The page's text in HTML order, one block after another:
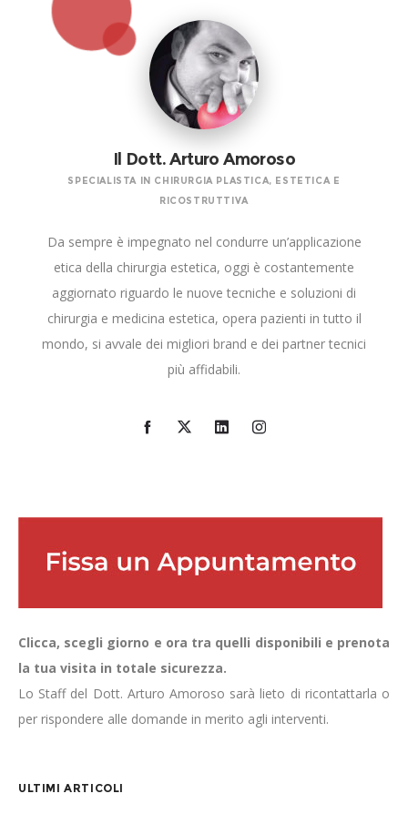
Il Dott. Arturo Amoroso
SPECIALISTA IN CHIRURGIA PLASTICA, ESTETICA E
RICOSTRUTTIVA
Da sempre è impegnato nel condurre un’applicazione
etica della chirurgia estetica, oggi è costantemente
aggiornato riguardo le nuove tecniche e soluzioni di
chirurgia e medicina estetica, opera pazienti in tutto il
mondo, si avvale dei migliori brand e dei partner tecnici
più affidabili.
Clicca, scegli giorno e ora tra quelli disponibili e prenota
la tua visita in totale sicurezza.
Lo Staff del Dott. Arturo Amoroso sarà lieto di ricontattarla o
per rispondere alle domande in merito agli interventi.
ULTIMI ARTICOLI